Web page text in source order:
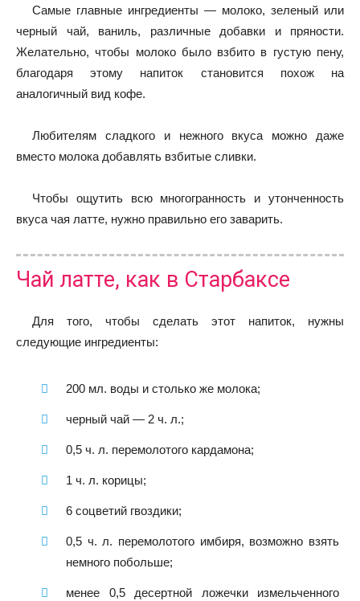
Самые главные ингредиенты — молоко, зеленый или
черный чай, ваниль, различные добавки и пряности.
Желательно, чтобы молоко было взбито в густую пену,
благодаря этому напиток становится похож на
аналогичный вид кофе.
Любителям сладкого и нежного вкуса можно даже
вместо молока добавлять взбитые сливки.
Чтобы ощутить всю многогранность и утонченность
вкуса чая латте, нужно правильно его заварить.
Чай латте, как в Старбаксе
Для того, чтобы сделать этот напиток, нужны
следующие ингредиенты:
200 мл. воды и столько же молока;
черный чай — 2 ч. л.;
0,5 ч. л. перемолотого кардамона;
1 ч. л. корицы;
6 соцветий гвоздики;
0,5 ч. л. перемолотого имбиря, возможно взять
немного побольше;
менее 0,5 десертной ложечки измельченного